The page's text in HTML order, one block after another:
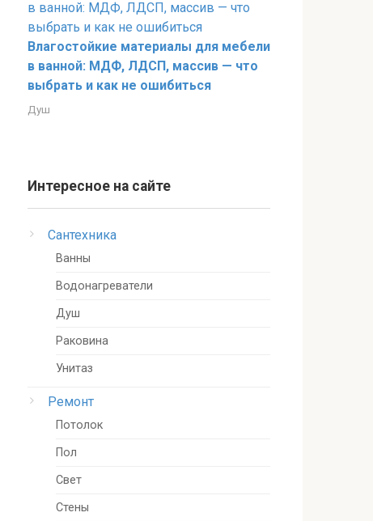
Влагостойкие материалы для мебели
в ванной: МДФ, ЛДСП, массив — что
выбрать и как не ошибиться
Душ
Интересное на сайте
Сантехника
Ванны
Водонагреватели
Душ
Раковина
Унитаз
Ремонт
Потолок
Пол
Свет
Стены